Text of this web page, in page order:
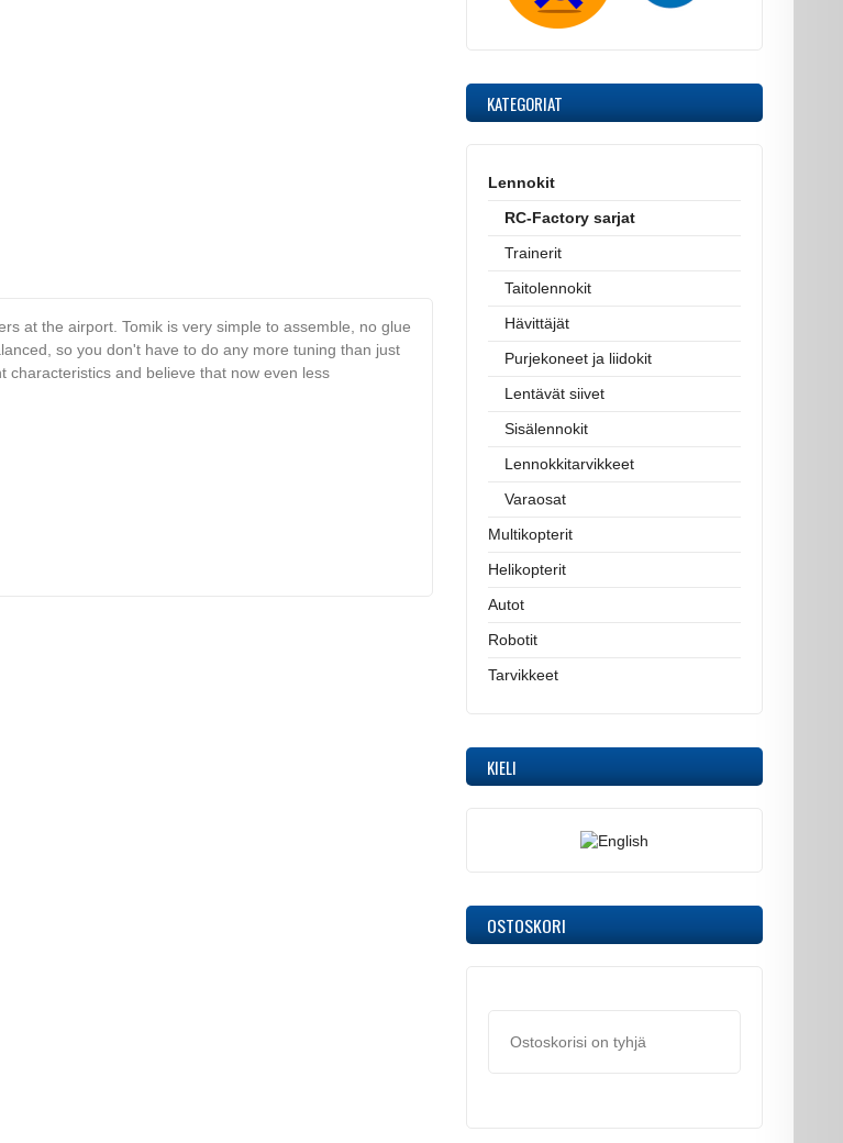
at the airport. Tomik is very simple to assemble, no glue
so you don't have to do any more tuning than just
characteristics and believe that now even less
KATEGORIAT
Lennokit
RC-Factory sarjat
Trainerit
Taitolennokit
Hävittäjät
Purjekoneet ja liidokit
Lentävät siivet
Sisälennokit
Lennokkitarvikkeet
Varaosat
Multikopterit
Helikopterit
Autot
Robotit
Tarvikkeet
KIELI
OSTOSKORI
Ostoskorisi on tyhjä